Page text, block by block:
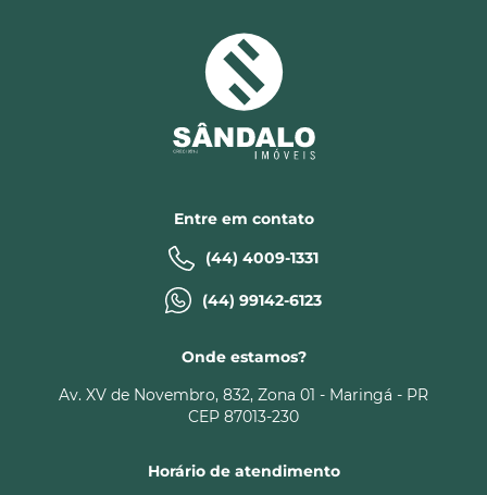
Entre em contato
(44) 4009-1331
(44) 99142-6123
Onde estamos?
Av. XV de Novembro, 832, Zona 01 - Maringá - PR
CEP 87013-230
Horário de atendimento